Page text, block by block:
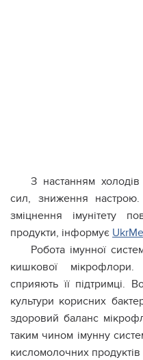
З настанням
сил, зниження
зміцнення імунітету
продукти, інформує
Робота імунної
кишкової
сприяють її підтримці.
культури корисних
здоровий баланс
таким чином імунну
кисломолочних продуктів